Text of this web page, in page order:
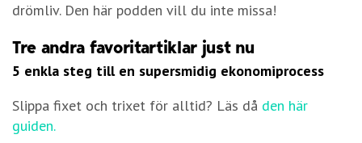
drömliv. Den här podden vill du inte missa!
Tre andra favoritartiklar just nu
5 enkla steg till en supersmidig ekonomiprocess
Slippa fixet och trixet för alltid? Läs då den här
guiden.